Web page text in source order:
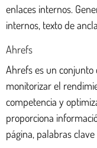
enlaces internos.
internos, texto de
Ahrefs
Ahrefs es un conjunto
monitorizar el
competencia y
proporciona
página, palabras